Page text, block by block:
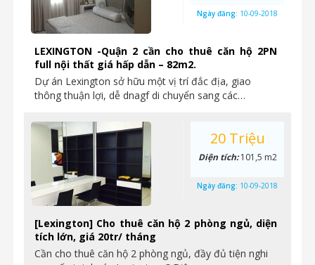
LEXINGTON -Quận 2 cần cho thuê căn hộ 2PN
full nội thất giá hấp dẫn – 82m2.
Dự án Lexington sở hữu một vị trí đắc địa, giao
thông thuận lợi, dễ dnagf di chuyển sang các…
Ngày đăng: 10-09-2018
[Lexington] Cho thuê căn hộ 2 phòng ngủ, diện
tích lớn, giá 20tr/ tháng
Cần cho thuê căn hộ 2 phòng ngủ, đầy đủ tiện nghi
20 Triệu
Diện tích:101,5 m2
Ngày đăng: 10-09-2018